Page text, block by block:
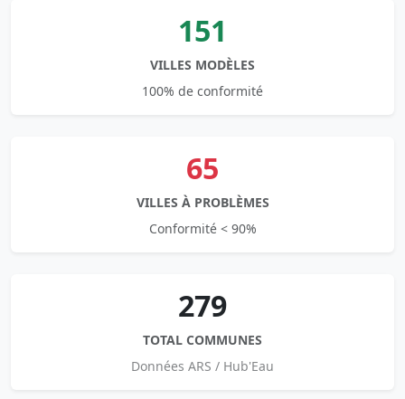
151
VILLES MODÈLES
100% de conformité
65
VILLES À PROBLÈMES
Conformité < 90%
279
TOTAL COMMUNES
Données ARS / Hub'Eau